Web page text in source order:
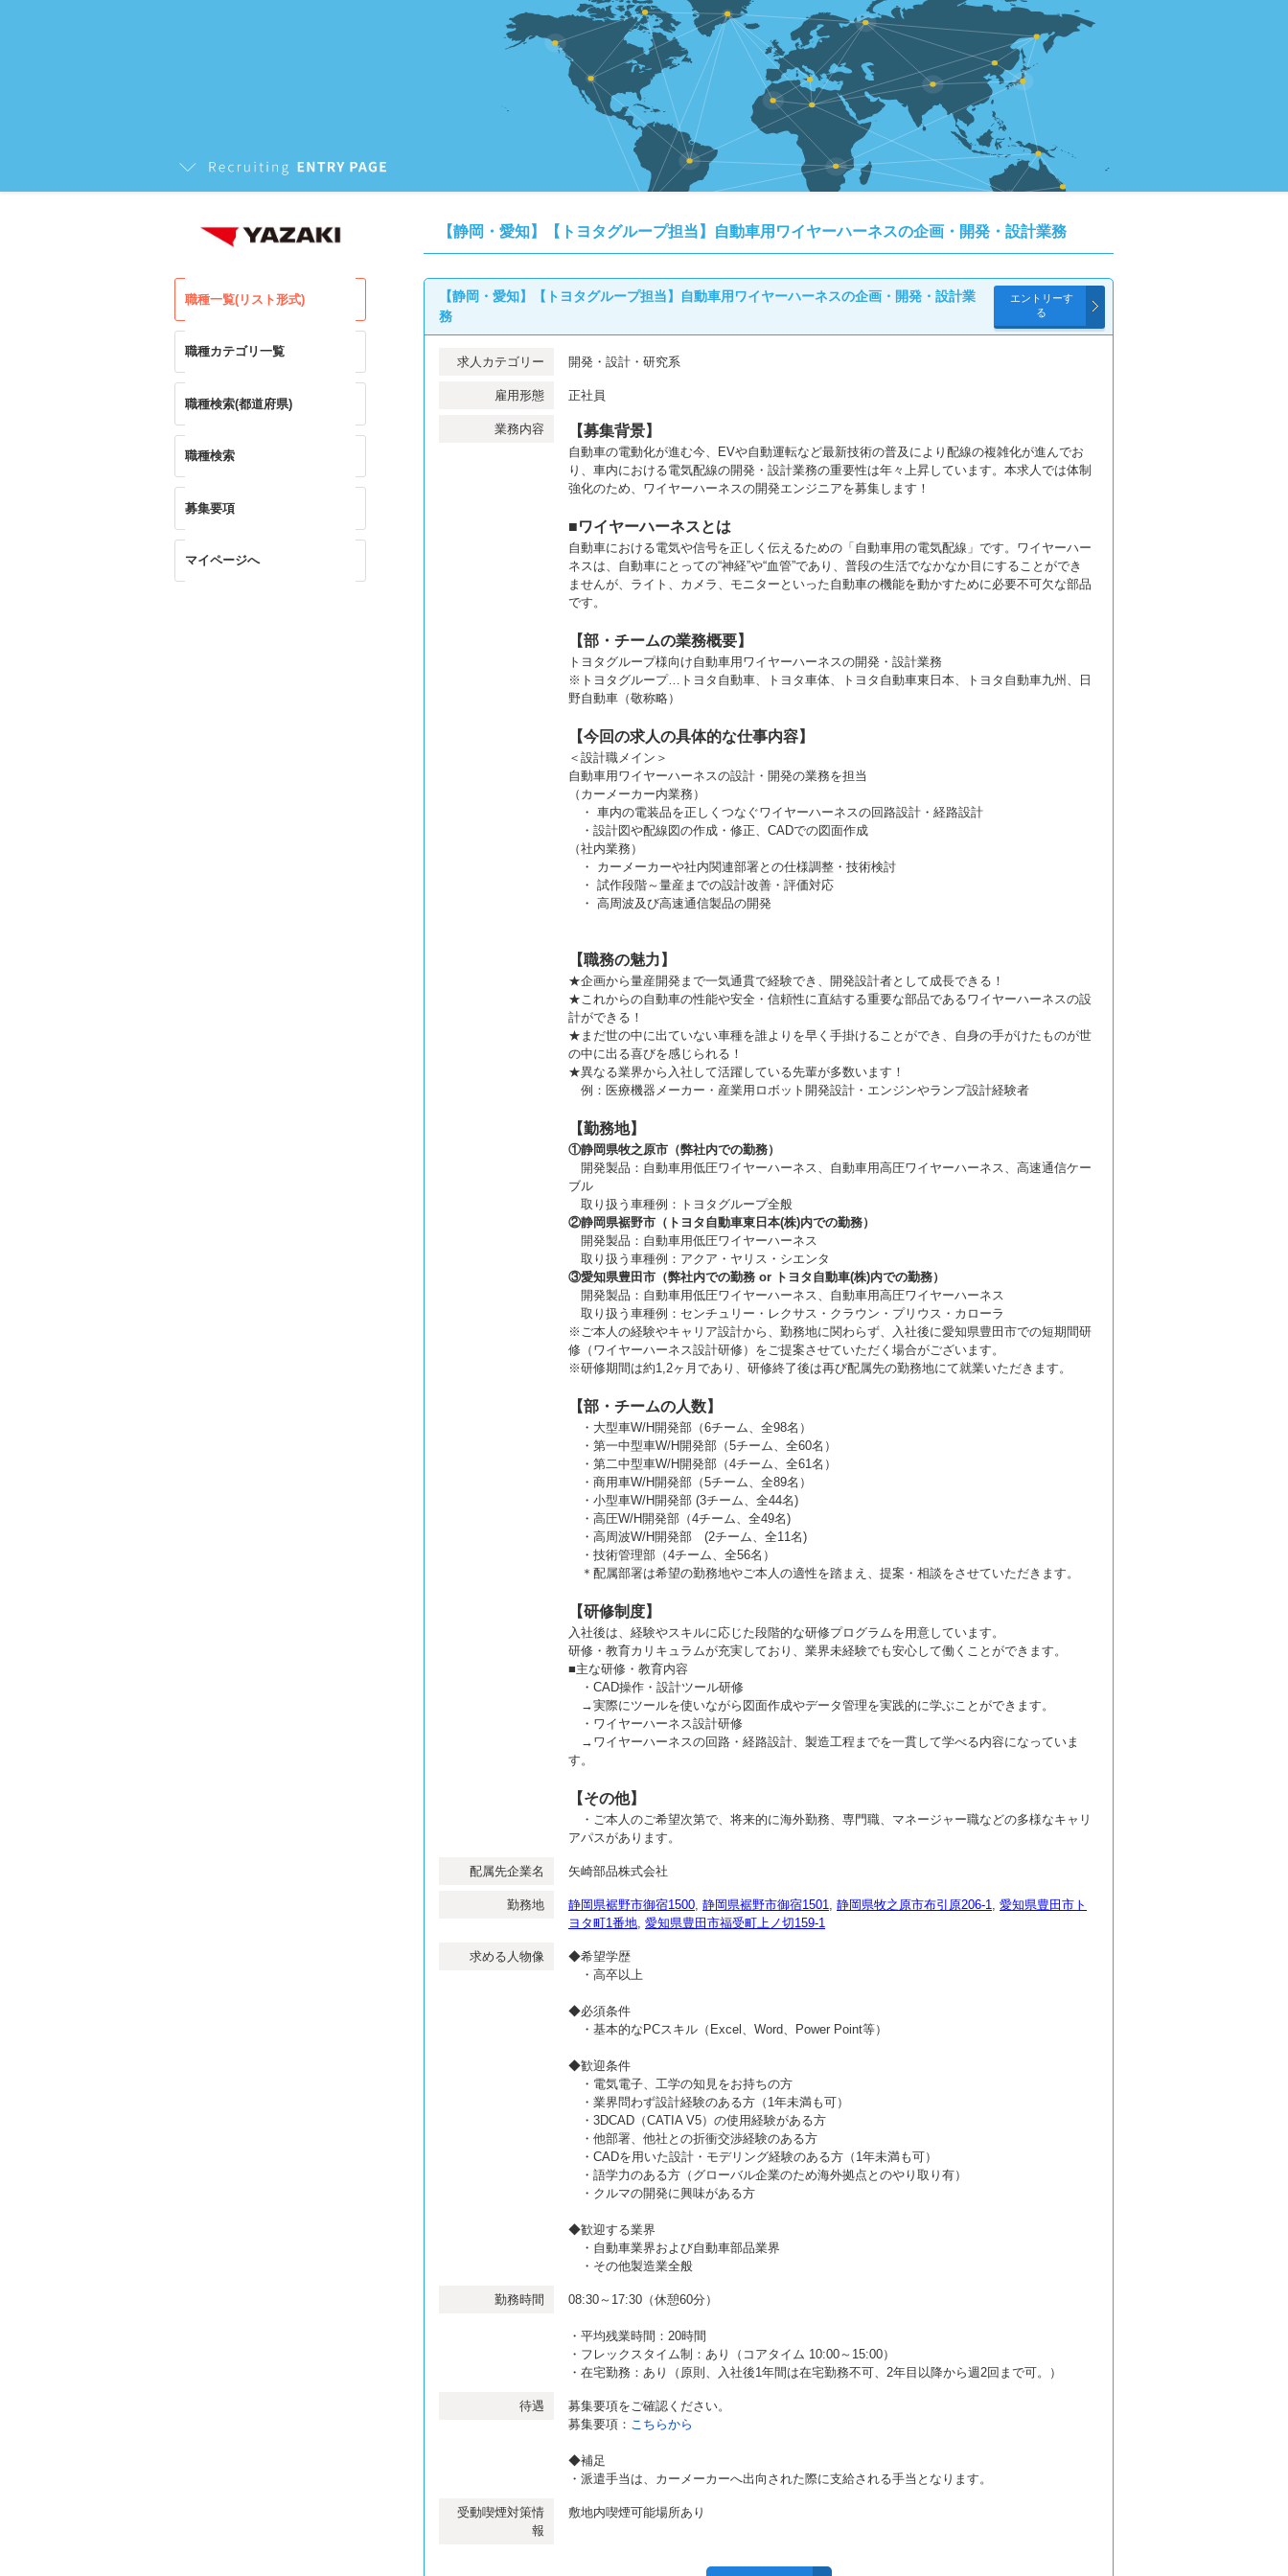
職種一覧(リスト形式)
職種カテゴリ一覧
職種検索(都道府県)
職種検索
募集要項
マイページへ
【静岡・愛知】【トヨタグループ担当】自動車用ワイヤーハーネスの企画・開発・設計業務
【静岡・愛知】【トヨタグループ担当】自動車用ワイヤーハーネスの企画・開発・設計業
務
求人カテゴリー 開発・設計・研究系
雇用形態 正社員
業務内容 【募集背景】
自動車の電動化が進む今、EVや自動運転など最新技術の普及により配線の複雑化が進んでお
り、車内における電気配線の開発・設計業務の重要性は年々上昇しています。本求人では体制
強化のため、ワイヤーハーネスの開発エンジニアを募集します！
■ワイヤーハーネスとは
自動車における電気や信号を正しく伝えるための「自動車用の電気配線」です。ワイヤーハー
ネスは、自動車にとっての“神経”や“血管”であり、普段の生活でなかなか目にすることができ
ませんが、ライト、カメラ、モニターといった自動車の機能を動かすために必要不可欠な部品
です。
【部・チームの業務概要】
トヨタグループ様向け自動車用ワイヤーハーネスの開発・設計業務
※トヨタグループ…トヨタ自動車、トヨタ車体、トヨタ自動車東日本、トヨタ自動車九州、日
野自動車（敬称略）
【今回の求人の具体的な仕事内容】
＜設計職メイン＞
自動車用ワイヤーハーネスの設計・開発の業務を担当
（カーメーカー内業務）
・ 車内の電装品を正しくつなぐワイヤーハーネスの回路設計・経路設計
・設計図や配線図の作成・修正、CADでの図面作成
（社内業務）
・ カーメーカーや社内関連部署との仕様調整・技術検討
・ 試作段階～量産までの設計改善・評価対応
・ 高周波及び高速通信製品の開発
【職務の魅力】
★企画から量産開発まで一気通貫で経験でき、開発設計者として成長できる！
★これからの自動車の性能や安全・信頼性に直結する重要な部品であるワイヤーハーネスの設
計ができる！
★まだ世の中に出ていない車種を誰よりを早く手掛けることができ、自身の手がけたものが世
の中に出る喜びを感じられる！
★異なる業界から入社して活躍している先輩が多数います！
例：医療機器メーカー・産業用ロボット開発設計・エンジンやランプ設計経験者
【勤務地】
①静岡県牧之原市（弊社内での勤務）
開発製品：自動車用低圧ワイヤーハーネス、自動車用高圧ワイヤーハーネス、高速通信ケー
ブル
取り扱う車種例：トヨタグループ全般
②静岡県裾野市（トヨタ自動車東日本(株)内での勤務）
開発製品：自動車用低圧ワイヤーハーネス
取り扱う車種例：アクア・ヤリス・シエンタ
③愛知県豊田市（弊社内での勤務 or トヨタ自動車(株)内での勤務）
開発製品：自動車用低圧ワイヤーハーネス、自動車用高圧ワイヤーハーネス
取り扱う車種例：センチュリー・レクサス・クラウン・プリウス・カローラ
※ご本人の経験やキャリア設計から、勤務地に関わらず、入社後に愛知県豊田市での短期間研
修（ワイヤーハーネス設計研修）をご提案させていただく場合がございます。
※研修期間は約1,2ヶ月であり、研修終了後は再び配属先の勤務地にて就業いただきます。
【部・チームの人数】
・大型車W/H開発部（6チーム、全98名）
・第一中型車W/H開発部（5チーム、全60名）
・第二中型車W/H開発部（4チーム、全61名）
・商用車W/H開発部（5チーム、全89名）
・小型車W/H開発部 (3チーム、全44名)
・高圧W/H開発部（4チーム、全49名)
・高周波W/H開発部 (2チーム、全11名)
・技術管理部（4チーム、全56名）
＊配属部署は希望の勤務地やご本人の適性を踏まえ、提案・相談をさせていただきます。
【研修制度】
入社後は、経験やスキルに応じた段階的な研修プログラムを用意しています。
研修・教育カリキュラムが充実しており、業界未経験でも安心して働くことができます。
■主な研修・教育内容
・CAD操作・設計ツール研修
→実際にツールを使いながら図面作成やデータ管理を実践的に学ぶことができます。
・ワイヤーハーネス設計研修
→ワイヤーハーネスの回路・経路設計、製造工程までを一貫して学べる内容になっていま
す。
【その他】
・ご本人のご希望次第で、将来的に海外勤務、専門職、マネージャー職などの多様なキャリ
アパスがあります。
配属先企業名 矢崎部品株式会社
勤務地 静岡県裾野市御宿1500, 静岡県裾野市御宿1501, 静岡県牧之原市布引原206-1, 愛知県豊田市ト
ヨタ町1番地, 愛知県豊田市福受町上ノ切159-1
求める人物像
◆希望学歴
・高卒以上
◆必須条件
・基本的なPCスキル（Excel、Word、Power Point等）
◆歓迎条件
・電気電子、工学の知見をお持ちの方
・業界問わず設計経験のある方（1年未満も可）
・3DCAD（CATIA V5）の使用経験がある方
・他部署、他社との折衝交渉経験のある方
・CADを用いた設計・モデリング経験のある方（1年未満も可）
・語学力のある方（グローバル企業のため海外拠点とのやり取り有）
・クルマの開発に興味がある方
◆歓迎する業界
・自動車業界および自動車部品業界
・その他製造業全般
勤務時間 08:30～17:30（休憩60分）
・平均残業時間：20時間
・フレックスタイム制：あり（コアタイム 10:00～15:00）
・在宅勤務：あり（原則、入社後1年間は在宅勤務不可、2年目以降から週2回まで可。）
待遇
募集要項をご確認ください。
募集要項： こちらから
◆補足
・派遣手当は、カーメーカーへ出向された際に支給される手当となります。
受動喫煙対策情
報
敷地内喫煙可能場所あり